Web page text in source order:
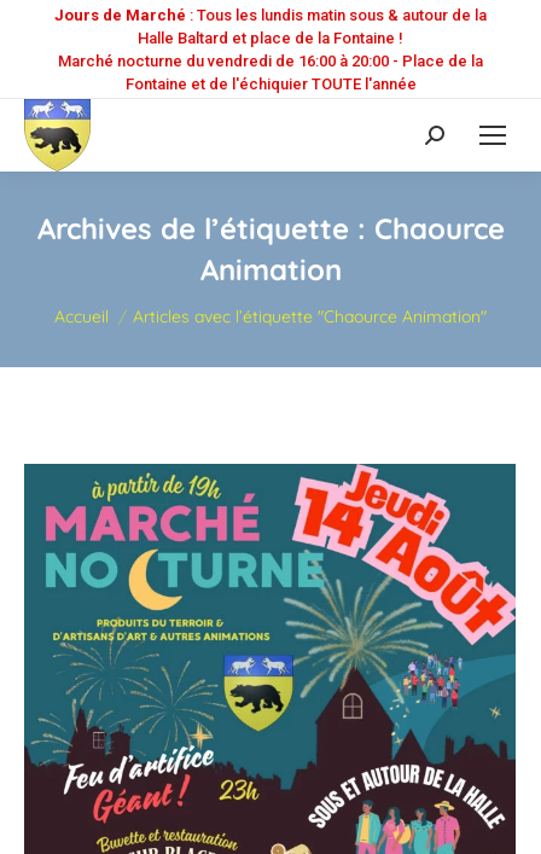
Jours de Marché : Tous les lundis matin sous & autour de la
Halle Baltard et place de la Fontaine !
Marché nocturne du vendredi de 16:00 à 20:00 - Place de la
Fontaine et de l'échiquier TOUTE l'année
Recherche
:
Archives de l’étiquette : Chaource
Animation
Vous êtes ici :
Accueil Articles avec l’étiquette "Chaource Animation"